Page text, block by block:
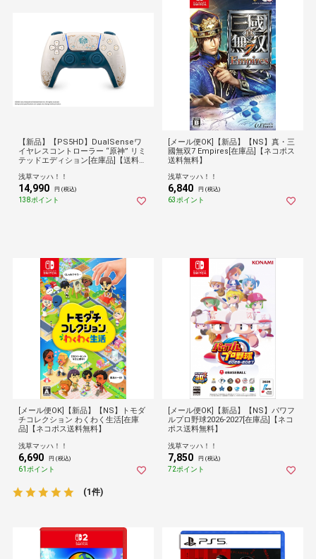
【新品】【PS5HD】DualSenseワ
イヤレスコントローラー “原神” リミ
テッドエディション[在庫品]【送料無
浅草マッハ！！
14,990 円 (税込)
138ポイント
[メール便OK]【新品】【NS】真・三
國無双7 Empires[在庫品]【ネコポス
送料無料】
浅草マッハ！！
6,840 円 (税込)
63ポイント
[メール便OK]【新品】【NS】トモダ
チコレクション わくわく生活[在庫
品]【ネコポス送料無料】
浅草マッハ！！
6,690 円 (税込)
61ポイント
(1件)
[メール便OK]【新品】【NS】パワフ
ルプロ野球2026-2027[在庫品]【ネコ
ポス送料無料】
浅草マッハ！！
7,850 円 (税込)
72ポイント